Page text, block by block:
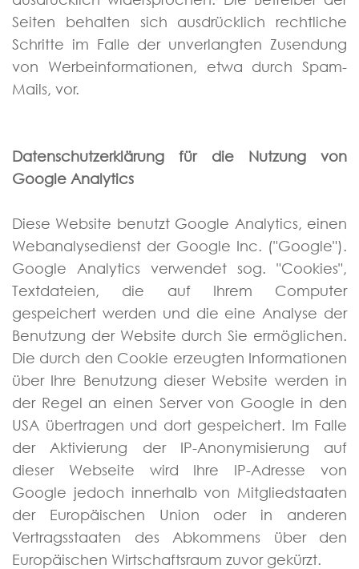
Seiten behalten sich ausdrücklich rechtliche
Schritte im Falle der unverlangten Zusendung
von Werbeinformationen, etwa durch Spam-
Mails, vor.
Datenschutzerklärung für die Nutzung von
Google Analytics
Diese Website benutzt Google Analytics, einen
Webanalysedienst der Google Inc. ("Google").
Google Analytics verwendet sog. "Cookies",
Textdateien, die auf Ihrem Computer
gespeichert werden und die eine Analyse der
Benutzung der Website durch Sie ermöglichen.
Die durch den Cookie erzeugten Informationen
über Ihre Benutzung dieser Website werden in
der Regel an einen Server von Google in den
USA übertragen und dort gespeichert. Im Falle
der Aktivierung der IP-Anonymisierung auf
dieser Webseite wird Ihre IP-Adresse von
Google jedoch innerhalb von Mitgliedstaaten
der Europäischen Union oder in anderen
Vertragsstaaten des Abkommens über den
Europäischen Wirtschaftsraum zuvor gekürzt.